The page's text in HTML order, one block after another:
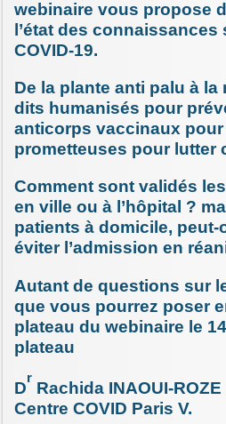
webinaire vous propose
l’état des
COVID-19.
De la plante anti palu à
dits humanisés pour
anticorps vaccinaux
prometteuses pour lutter
Comment sont validés
en ville ou à l’hôpital ?
patients à domicile,
éviter l’admission en
Autant de questions sur
que vous pourrez poser
plateau du webinaire le
plateau
D
r
Rachida INAOUI-
Centre COVID Paris V.